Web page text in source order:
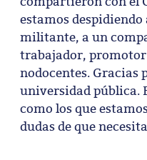
estamos
militante, a un
trabajador, promotor
nodocentes. Gracias
universidad pública.
como los que
dudas de que